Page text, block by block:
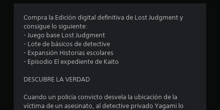
r
s
Compra la Edición digital definitiva de Lost Judgment y
consigue lo siguiente:
- Juego base Lost Judgment
- Lote de básicos de detective
- Expansión Historias escolares
- Episodio El expediente de Kaito
DESCUBRE LA VERDAD
Cuando un policía convicto desvela la ubicación de la
víctima de un asesinato, al detective privado Yagami lo